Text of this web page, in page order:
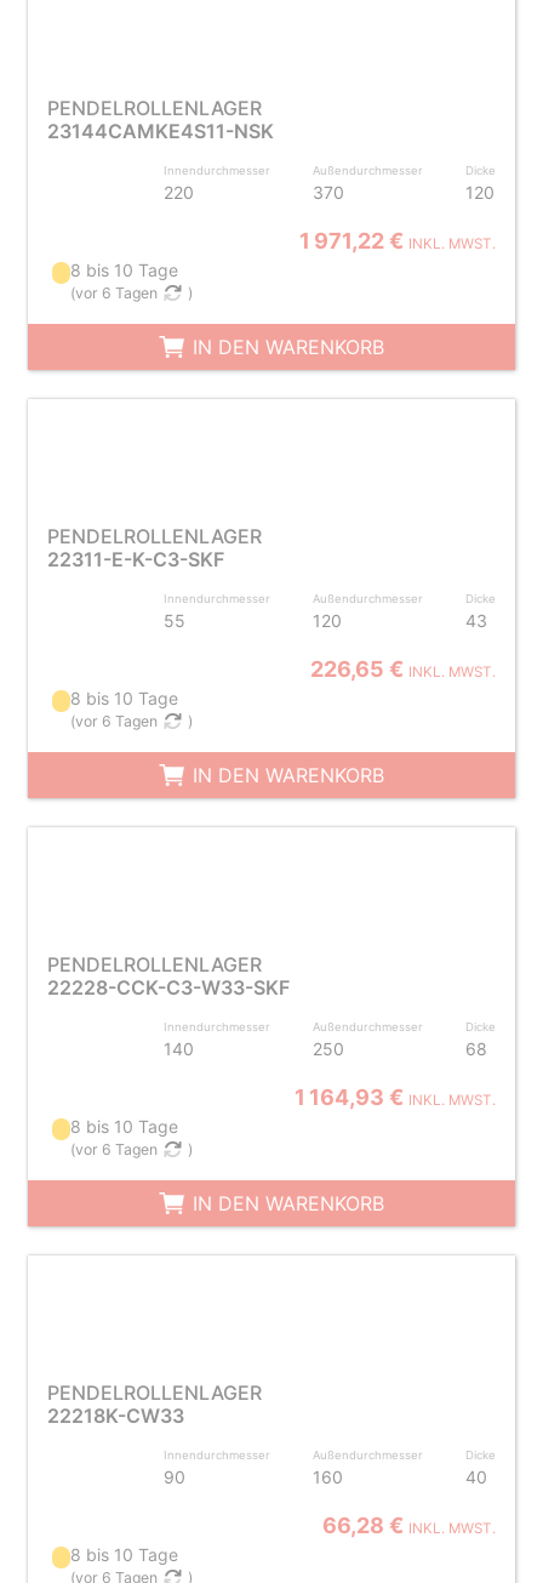
PENDELROLLENLAGER
23144CAMKE4S11-NSK
Innendurchmesser
220
Außendurchmesser
370
Dicke
120
1 971,22 € INKL. MWST.
8 bis 10 Tage
(vor 6 Tagen )
IN DEN WARENKORB
PENDELROLLENLAGER
22311-E-K-C3-SKF
Innendurchmesser
55
Außendurchmesser
120
Dicke
43
226,65 € INKL. MWST.
8 bis 10 Tage
(vor 6 Tagen )
IN DEN WARENKORB
PENDELROLLENLAGER
22228-CCK-C3-W33-SKF
Innendurchmesser
140
Außendurchmesser
250
Dicke
68
1 164,93 € INKL. MWST.
8 bis 10 Tage
(vor 6 Tagen )
IN DEN WARENKORB
PENDELROLLENLAGER
22218K-CW33
Innendurchmesser
90
Außendurchmesser
160
Dicke
40
66,28 € INKL. MWST.
8 bis 10 Tage
(vor 6 Tagen )